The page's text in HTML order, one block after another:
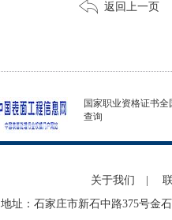
返回上一页
国家职业资格证书全
查询
关于我们
地址：石家庄市新石中路375号金